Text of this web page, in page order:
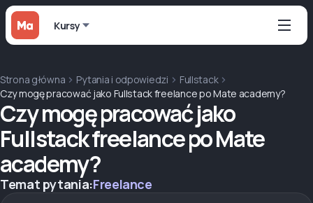
Kursy
Strona główna Pytania i odpowiedzi
Fullstack
Czy mogę pracować jako Fullstack freelance po Mate academy?
Czy mogę pracować jako
Fullstack freelance po Mate
academy?
Temat pytania:Freelance